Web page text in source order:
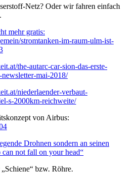
Netz? Oder wir fahren einfach
.
mehr gratis:
stromtanken-im-raum-ulm-ist-
the-autarc-car-sion-das-erste-
mai-2018/
niederlaender-verbaut-
s-2000km-reichweite/
von Airbus:
Drohnen sondern an seinen
not fall on your head“
bzw. Röhre.